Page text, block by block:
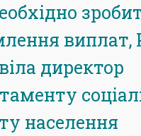
виплат,
директор
населення